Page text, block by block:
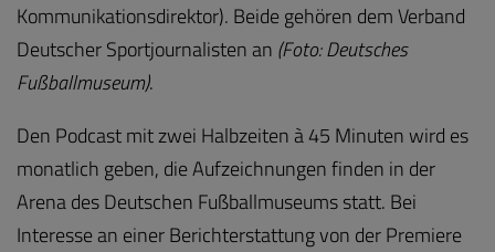
Kommunikationsdirektor). Beide gehören dem Verband
Deutscher Sportjournalisten an (Foto: Deutsches
Fußballmuseum).
Den Podcast mit zwei Halbzeiten à 45 Minuten wird es
monatlich geben, die Aufzeichnungen finden in der
Arena des Deutschen Fußballmuseums statt. Bei
Interesse an einer Berichterstattung von der Premiere